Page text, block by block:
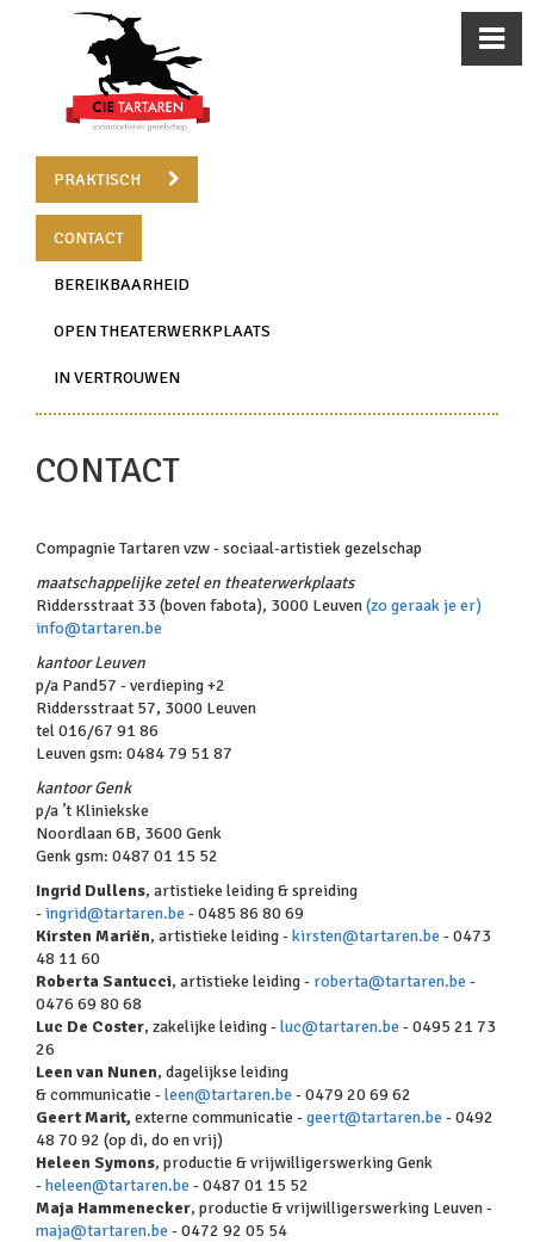
PRAKTISCH
CONTACT
BEREIKBAARHEID
OPEN THEATERWERKPLAATS
IN VERTROUWEN
CONTACT
Compagnie Tartaren vzw - sociaal-artistiek gezelschap
maatschappelijke zetel en theaterwerkplaats
Riddersstraat 33 (boven fabota), 3000 Leuven(zo geraak je er)
info@tartaren.be
kantoor Leuven
p/a Pand57 - verdieping +2
Riddersstraat 57, 3000 Leuven
tel 016/67 91 86
Leuven gsm: 0484 79 51 87‬
kantoor Genk
p/a ’t Kliniekske
Noordlaan 6B, 3600 Genk
Genk gsm: 0487 01 15 52
Ingrid Dullens, artistieke leiding & spreiding
-ingrid@tartaren.be - 0485 86 80 69
Kirsten Mariën, artistieke leiding -kirsten@tartaren.be - 0473
48 11 60
Roberta Santucci, artistieke leiding - roberta@tartaren.be -
0476 69 80 68
Luc De Coster, zakelijke leiding -luc@tartaren.be - 0495 21 73
26
Leen van Nunen, dagelijkse leiding
& communicatie -leen@tartaren.be - 0479 20 69 62
Geert Marit, externe communicatie -geert@tartaren.be - 0492
48 70 92 (op di, do en vrij)
Heleen Symons, productie & vrijwilligerswerking Genk
-heleen@tartaren.be - 0487 01 15 52
Maja Hammenecker, productie & vrijwilligerswerking Leuven -
maja@tartaren.be - 0472 92 05 54